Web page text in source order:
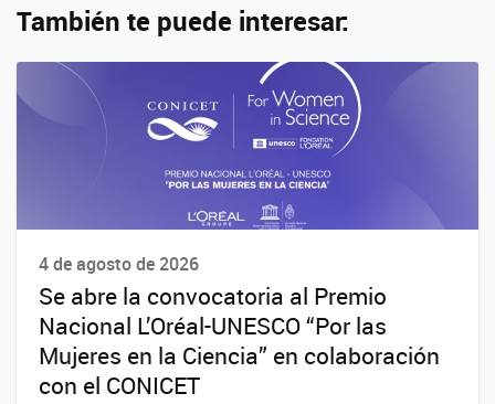
También te puede interesar:
4 de agosto de 2026
Se abre la convocatoria al Premio
Nacional L’Oréal-UNESCO “Por las
Mujeres en la Ciencia” en colaboración
con el CONICET